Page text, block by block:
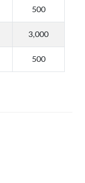
500
3,000
500